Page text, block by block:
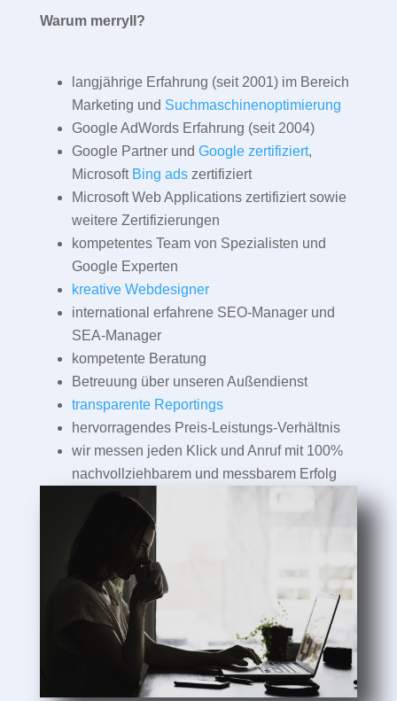
Warum merryll?
langjährige Erfahrung (seit 2001) im Bereich
Marketing und Suchmaschinenoptimierung
Google AdWords Erfahrung (seit 2004)
Google Partner und Google zertifiziert,
Microsoft Bing adszertifiziert
Microsoft Web Applications zertifiziert sowie
weitere Zertifizierungen
kompetentes Team von Spezialisten und
Google Experten
kreative Webdesigner
international erfahrene SEO-Manager und
SEA-Manager
kompetente Beratung
Betreuung über unseren Außendienst
transparente Reportings
hervorragendes Preis-Leistungs-Verhältnis
wir messen jeden Klick und Anruf mit 100%
nachvollziehbarem und messbarem Erfolg